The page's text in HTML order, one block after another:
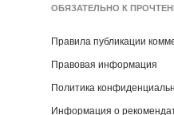
ОБЯЗАТЕЛЬНО К
Правила публикации
Правовая информация
Политика
Информация о